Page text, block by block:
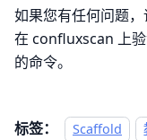
如果您有任何问题
在 confluxscan 上
的命令。
标签： Scaffold